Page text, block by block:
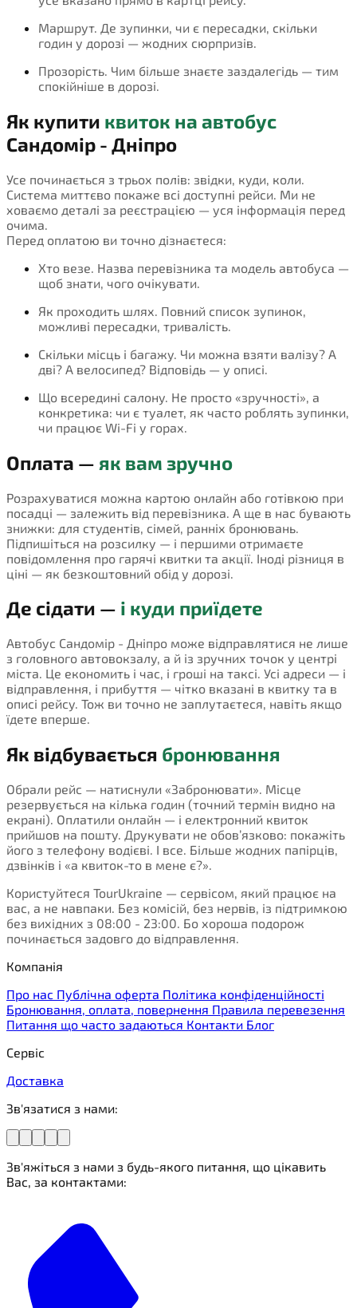
Маршрут. Де зупинки, чи є пересадки, скільки
годин у дорозі — жодних сюрпризів.
Прозорість. Чим більше знаєте заздалегідь — тим
спокійніше в дорозі.
Як купити квиток на автобус
Сандомір - Дніпро
Усе починається з трьох полів: звідки, куди, коли.
Система миттєво покаже всі доступні рейси. Ми не
ховаємо деталі за реєстрацією — уся інформація перед
очима.
Перед оплатою ви точно дізнаєтеся:
Хто везе. Назва перевізника та модель автобуса —
щоб знати, чого очікувати.
Як проходить шлях. Повний список зупинок,
можливі пересадки, тривалість.
Скільки місць і багажу. Чи можна взяти валізу? А
дві? А велосипед? Відповідь — у описі.
Що всередині салону. Не просто «зручності», а
конкретика: чи є туалет, як часто роблять зупинки,
чи працює Wi-Fi у горах.
Оплата — як вам зручно
Розрахуватися можна картою онлайн або готівкою при
посадці — залежить від перевізника. А ще в нас бувають
знижки: для студентів, сімей, ранніх бронювань.
Підпишіться на розсилку — і першими отримаєте
повідомлення про гарячі квитки та акції. Іноді різниця в
ціні — як безкоштовний обід у дорозі.
Де сідати — і куди приїдете
Автобус Сандомір - Дніпро може відправлятися не лише
з головного автовокзалу, а й із зручних точок у центрі
міста. Це економить і час, і гроші на таксі. Усі адреси — і
відправлення, і прибуття — чітко вказані в квитку та в
описі рейсу. Тож ви точно не заплутаєтеся, навіть якщо
їдете вперше.
Як відбувається бронювання
Обрали рейс — натиснули «Забронювати». Місце
резервується на кілька годин (точний термін видно на
екрані). Оплатили онлайн — і електронний квиток
прийшов на пошту. Друкувати не обов’язково: покажіть
його з телефону водієві. І все. Більше жодних папірців,
дзвінків і «а квиток-то в мене є?».
Користуйтеся TourUkraine — сервісом, який працює на
вас, а не навпаки. Без комісій, без нервів, із підтримкою
без вихідних з 08:00 - 23:00. Бо хороша подорож
починається задовго до відправлення.
Компанія
Про нас Публічна оферта Політика конфіденційності
Бронювання, оплата, повернення Правила перевезення
Питання що часто задаються Контакти Блог
Сервіс
Доставка
Зв'язатися з нами:
Зв'яжіться з нами з будь-якого питання, що цікавить
Вас, за контактами: